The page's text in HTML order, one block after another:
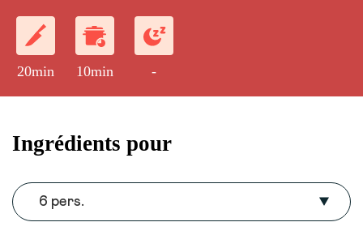
20min 10min -
Ingrédients pour
6 pers.